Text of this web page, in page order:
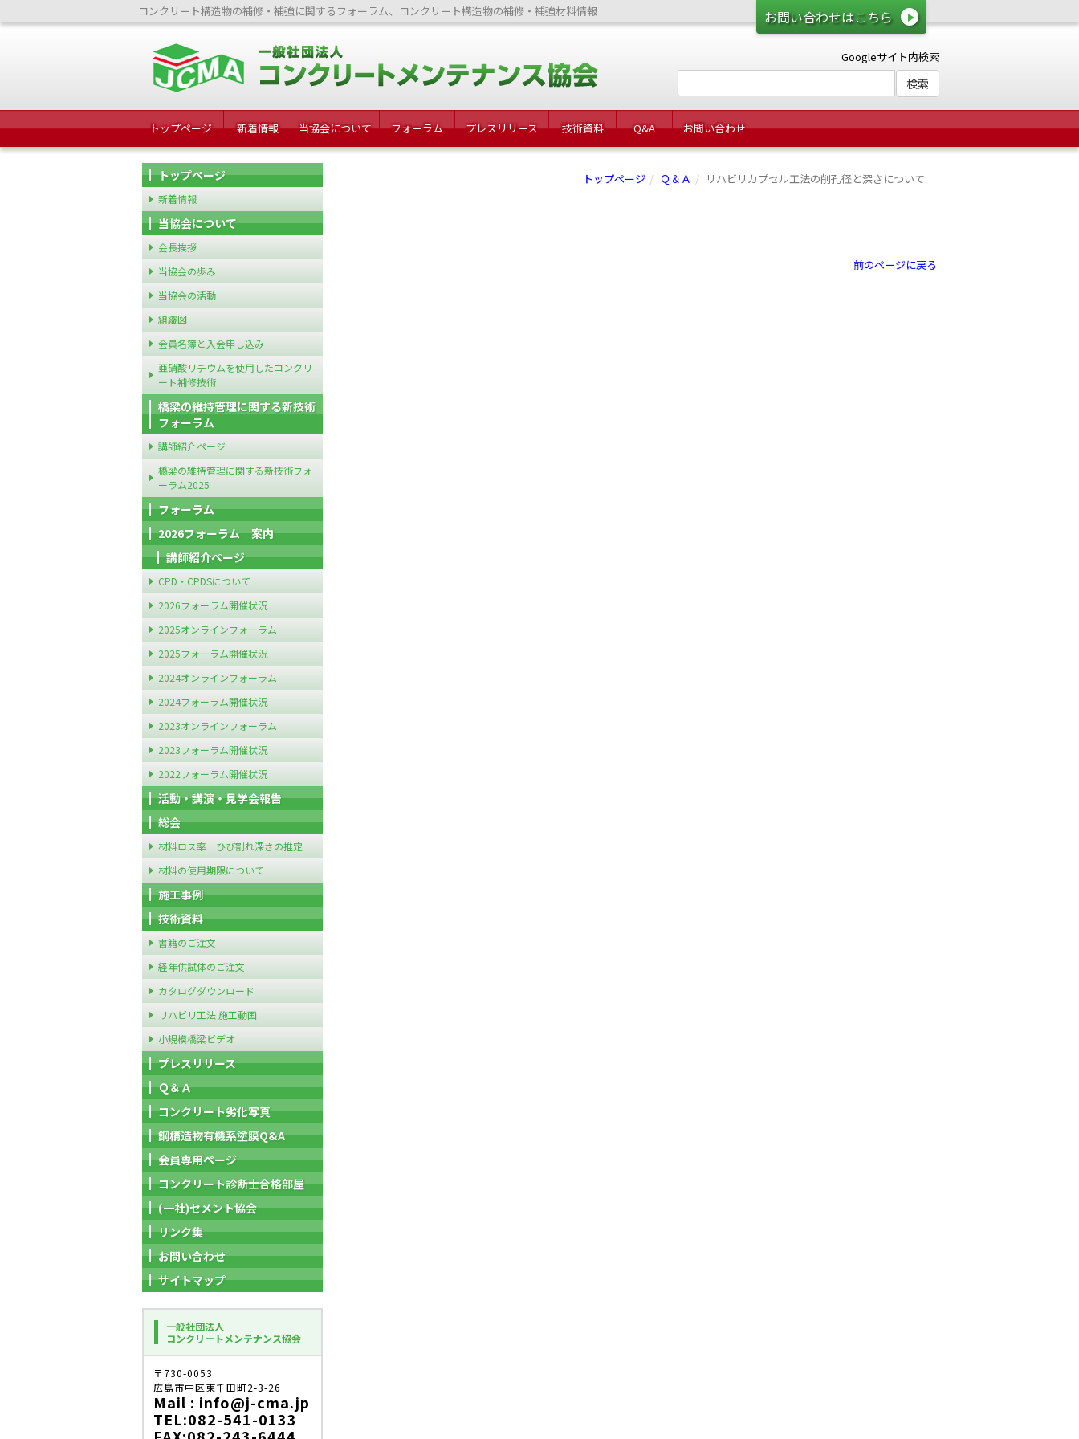
お問い合わせはこちら
コンクリート構造物の補修・補強に関するフォーラム、コンクリート構造物の補修・補強材料情報
Googleサイト内検索
トップページ 新着情報 当協会について フォーラム プレスリリース 技術資料 Q&A お問い合わせ
トップページ Ｑ＆Ａ リハビリカプセル工法の削孔径と深さについて
前のページに戻る
トップページ
新着情報
当協会について
会長挨拶
当協会の歩み
当協会の活動
組織図
会員名簿と入会申し込み
亜硝酸リチウムを使用したコンクリ
ート補修技術
橋梁の維持管理に関する新技術
フォーラム
講師紹介ページ
橋梁の維持管理に関する新技術フォ
ーラム2025
フォーラム
2026フォーラム 案内
講師紹介ページ
CPD・CPDSについて
2026フォーラム開催状況
2025オンラインフォーラム
2025フォーラム開催状況
2024オンラインフォーラム
2024フォーラム開催状況
2023オンラインフォーラム
2023フォーラム開催状況
2022フォーラム開催状況
活動・講演・見学会報告
総会
材料ロス率 ひび割れ深さの推定
材料の使用期限について
施工事例
技術資料
書籍のご注文
経年供試体のご注文
カタログダウンロード
リハビリ工法 施工動画
小規模橋梁ビデオ
プレスリリース
Ｑ＆Ａ
コンクリート劣化写真
鋼構造物有機系塗膜Q&A
会員専用ページ
コンクリート診断士合格部屋
(一社)セメント協会
リンク集
お問い合わせ
サイトマップ
一般社団法人
コンクリートメンテナンス協会
〒730-0053
広島市中区東千田町2-3-26
Mail : info@j-cma.jp
TEL:082-541-0133